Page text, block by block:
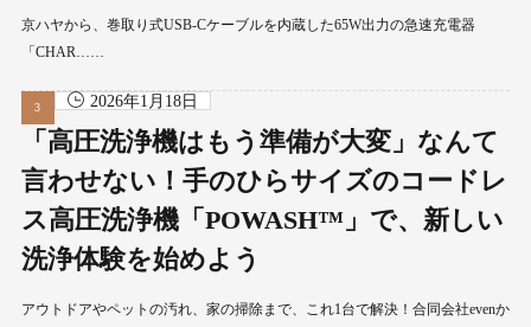
京ハヤから、巻取り式USB-Cケーブルを内蔵した65W出力の急速充電器
「CHAR……
2026年1月18日
「高圧洗浄機はもう準備が大変」なんて
言わせない！手のひらサイズのコードレ
ス高圧洗浄機「POWASH™」で、新しい
洗浄体験を始めよう
アウトドアやペットの汚れ、家の掃除まで、これ1台で解決！合同会社evenか